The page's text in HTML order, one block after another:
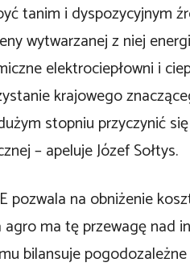
tanim i dyspozycyjnym
wytwarzanej z niej
elektrociepłowni i
krajowego
stopniu przyczynić
– apeluje Józef Sołtys.
na obniżenie
ma tę przewagę nad
bilansuje